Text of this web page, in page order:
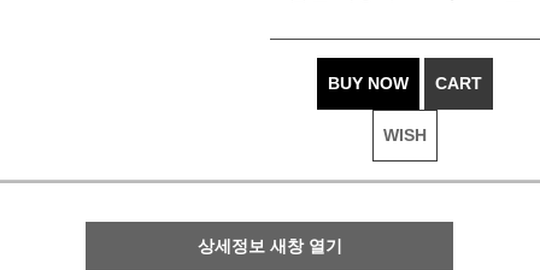
BUY NOW CART
WISH
상세정보 새창 열기